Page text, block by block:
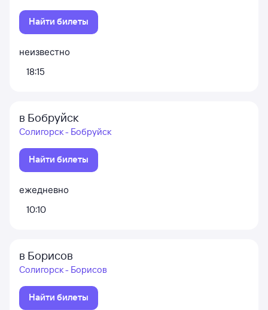
Найти билеты
неизвестно
18:15
в Бобруйск
Солигорск - Бобруйск
Найти билеты
ежедневно
10:10
в Борисов
Солигорск - Борисов
Найти билеты